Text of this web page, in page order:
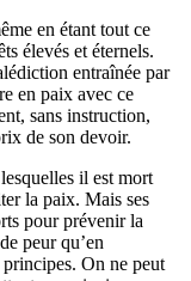
en étant tout ce
élevés et éternels.
entraînée par
en paix avec ce
sans instruction,
de son devoir.
il est mort
la paix. Mais ses
pour prévenir la
peur qu’en
On ne peut